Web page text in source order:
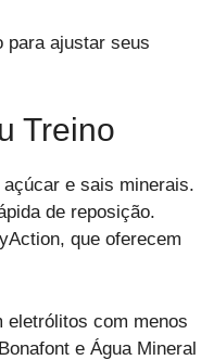
para ajustar seus
Treino
e sais minerais.
de reposição.
que oferecem
eletrólitos com menos
e Água Mineral